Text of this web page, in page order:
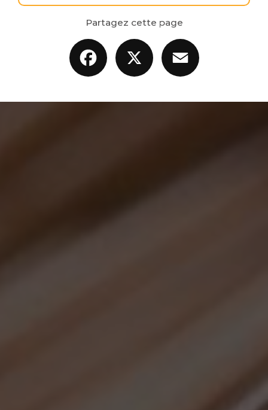
Partagez cette page
Facebook